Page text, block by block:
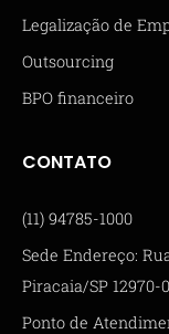
Legalização de
Outsourcing
BPO financeiro
CONTATO
(11) 94785-1000
Sede Endereço:
Piracaia/SP 12970-
Ponto de